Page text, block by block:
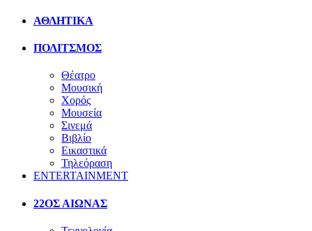
ΑΘΛΗΤΙΚΑ
ΠΟΛΙΤΣΜΟΣ
Θέατρο
Μουσική
Χορός
Μουσεία
Σινεμά
Βιβλίο
Εικαστικά
Τηλεόραση
ENTERTAINMENT
22ΟΣ ΑΙΩΝΑΣ